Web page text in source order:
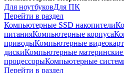
Для ноутбуковДля ПК
Перейти в раздел
Компьютерные SSD накопители
питанияКомпьютерные корпуса
приводыКомпьютерные
дискиКомпьютерные
процессорыКомпьютерные
Перейти в раздел